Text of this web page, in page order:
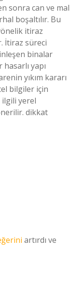
sonra can ve mal
boşaltılır. Bu
itiraz
İtiraz süreci
binalar
hasarlı yapı
yıkım kararı
bilgiler için
ilgili yerel
dikkat
artırdı ve